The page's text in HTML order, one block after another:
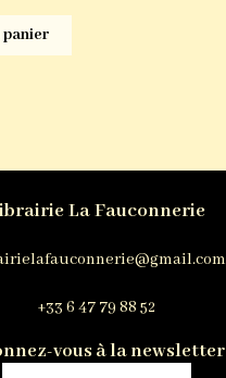
La Fauconnerie
+33 6 47 79 88 52
vous à la newsletter